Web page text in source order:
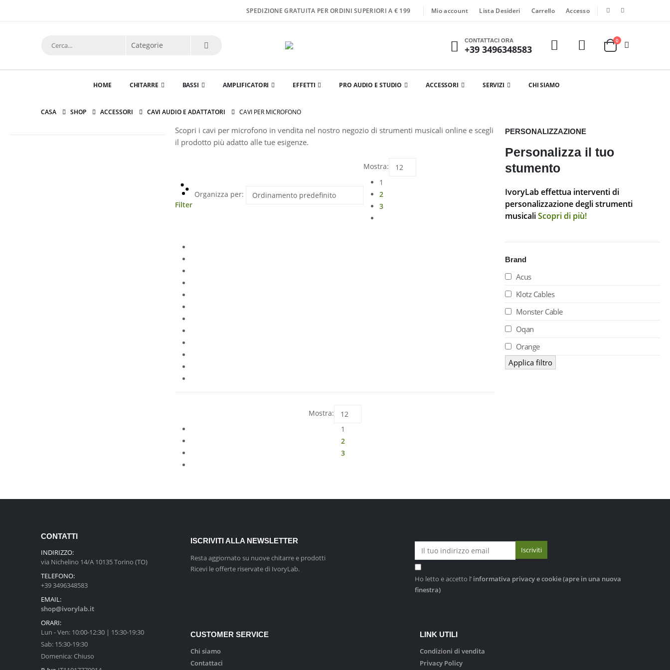
SPEDIZIONE GRATUITA PER ORDINI SUPERIORI A € 199 Mio account Lista Desideri Carrello Accesso
CONTATTACI ORA
+39 3496348583
0
HOME CHITARRE BASSI AMPLIFICATORI EFFETTI PRO AUDIO E STUDIO ACCESSORI SERVIZI CHI SIAMO
CASA SHOP ACCESSORI CAVI AUDIO E ADATTATORI CAVI PER MICROFONO
Scopri i cavi per microfono in vendita nel nostro negozio di strumenti musicali online e scegli
il prodotto più adatto alle tue esigenze.
Filter
Organizza per:
Mostra:
1
2
3
Mostra:
1
2
3
PERSONALIZZAZIONE
Personalizza il tuo
stumento
IvoryLab effettua interventi di
personalizzazione degli strumenti
musicaliScopri di più!
Brand
Acus
Klotz Cables
Monster Cable
Oqan
Orange
Applica filtro
CONTATTI
INDIRIZZO:
via Nichelino 14/A 10135 Torino (TO)
TELEFONO:
+39 3496348583
EMAIL:
shop@ivorylab.it
ORARI:
Lun - Ven: 10:00-12:30 | 15:30-19:30
Sab: 15:30-19:30
Domenica: Chiuso
ISCRIVITI ALLA NEWSLETTER
Resta aggiornato su nuove chitarre e prodotti
Ricevi le offerte riservate di IvoryLab.
Ho letto e accetto l’ informativa privacy e cookie(apre in una nuova
finestra)
CUSTOMER SERVICE
Chi siamo
Contattaci
LINK UTILI
Condizioni di vendita
Privacy Policy